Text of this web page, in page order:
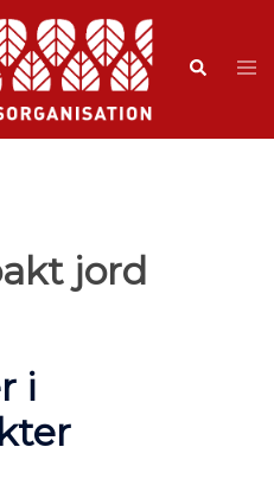
jord
i